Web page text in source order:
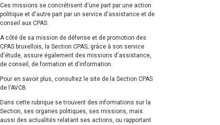
Ces missions se concrétisent d'une part par une action
politique et d'autre part par un service d'assistance et de
conseil aux CPAS.
A côté de sa mission de défense et de promotion des
CPAS bruxellois, la Section CPAS, grâce à son service
d'étude, assure également des missions d'assistance,
de conseil, de formation et d'information.
Pour en savoir plus, consultez le site de la Section CPAS
de l'AVCB
Dans cette rubrique se trouvent des informations sur la
Section, ses organes politiques, ses missions, mais
aussi des actualités relatant ses actions, ou rapportant